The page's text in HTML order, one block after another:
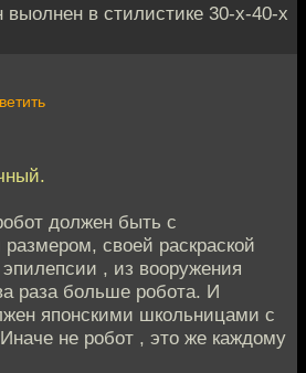
в стилистике 30-х-40-х
должен быть с
своей раскраской
, из вооружения
раза больше робота. И
японскими школьницами с
не робот , это же каждому